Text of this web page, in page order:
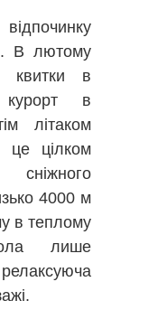
В лютому
квитки в
курорт в
літаком
це цілком
4000 м
в теплому
лише